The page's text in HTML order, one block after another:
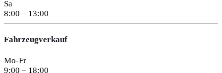
Sa
8:00 – 13:00
Fahrzeugverkauf
Mo-Fr
9:00 – 18:00